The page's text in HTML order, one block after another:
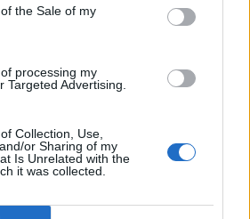
the Sale of my
processing my
Targeted Advertising.
Collection, Use,
or Sharing of my
Is Unrelated with the
it was collected.
PubblicitàCookie policy